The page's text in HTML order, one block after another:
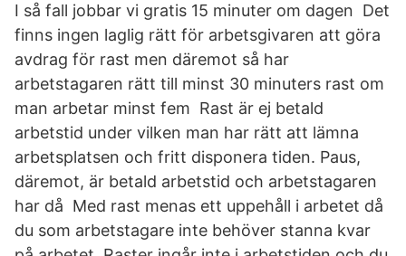
I så fall jobbar vi gratis 15 minuter om dagen Det
finns ingen laglig rätt för arbetsgivaren att göra
avdrag för rast men däremot så har
arbetstagaren rätt till minst 30 minuters rast om
man arbetar minst fem Rast är ej betald
arbetstid under vilken man har rätt att lämna
arbetsplatsen och fritt disponera tiden. Paus,
däremot, är betald arbetstid och arbetstagaren
har då Med rast menas ett uppehåll i arbetet då
du som arbetstagare inte behöver stanna kvar